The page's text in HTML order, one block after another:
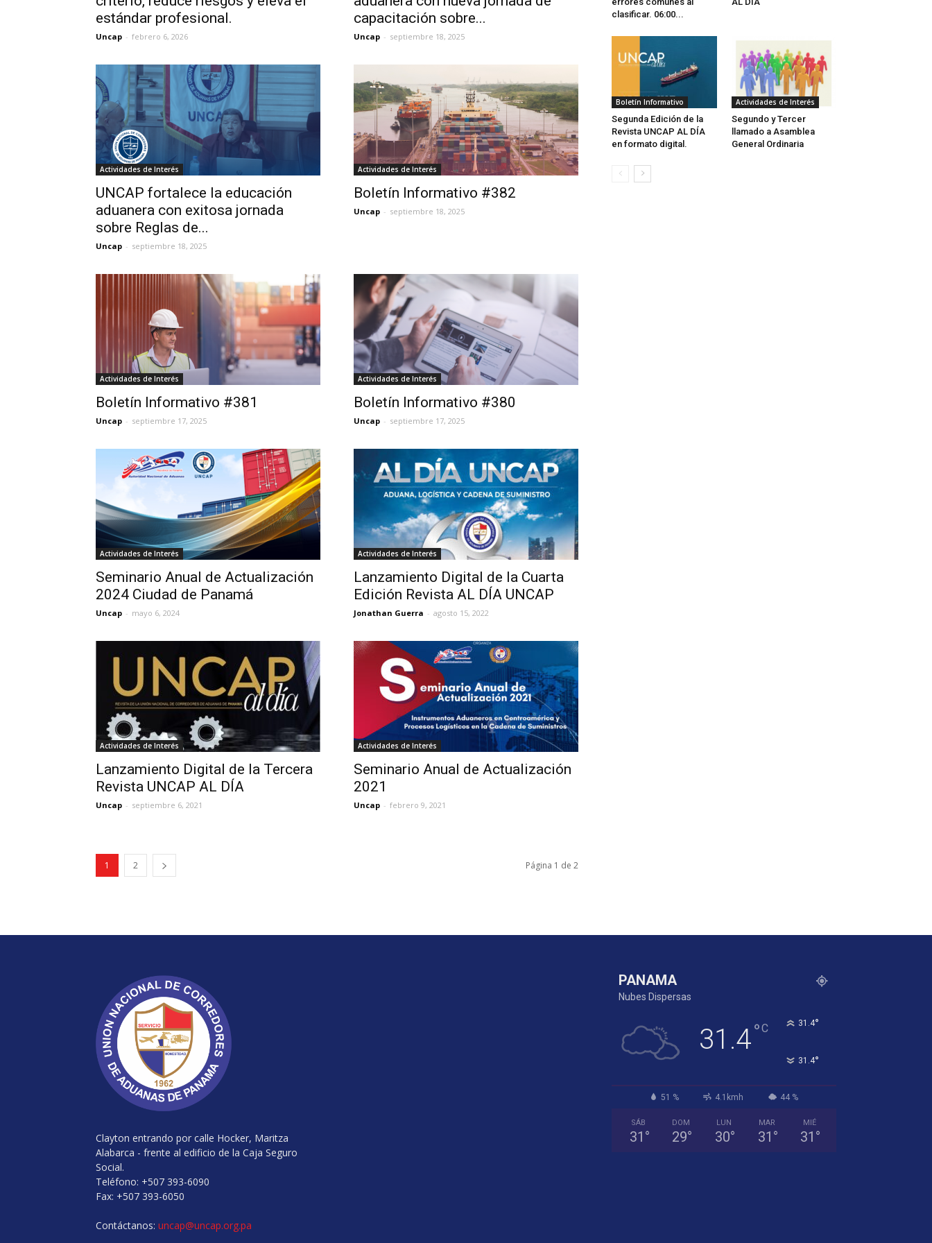
estándar profesional.
Uncap - febrero 6, 2026
capacitación sobre...
Uncap - septiembre 18, 2025
Actividades de Interés
UNCAP fortalece la educación
aduanera con exitosa jornada
sobre Reglas de...
Uncap - septiembre 18, 2025
Actividades de Interés
Boletín Informativo #382
Uncap - septiembre 18, 2025
Actividades de Interés
Boletín Informativo #381
Uncap - septiembre 17, 2025
Actividades de Interés
Boletín Informativo #380
Uncap - septiembre 17, 2025
Actividades de Interés
Seminario Anual de Actualización
2024 Ciudad de Panamá
Uncap - mayo 6, 2024
Actividades de Interés
Lanzamiento Digital de la Cuarta
Edición Revista AL DÍA UNCAP
Jonathan Guerra - agosto 15, 2022
Actividades de Interés
Lanzamiento Digital de la Tercera
Revista UNCAP AL DÍA
Uncap - septiembre 6, 2021
Actividades de Interés
Seminario Anual de Actualización
2021
Uncap - febrero 9, 2021
1 2 Página 1 de 2
clasificar. 06:00...
Boletín Informativo
Segunda Edición de la
Revista UNCAP AL DÍA
en formato digital.
Actividades de Interés
Segundo y Tercer
llamado a Asamblea
General Ordinaria
Clayton entrando por calle Hocker, Maritza
Alabarca - frente al edificio de la Caja Seguro
Social.
Teléfono: +507 393-6090
Fax: +507 393-6050
Contáctanos: uncap@uncap.org.pa
PANAMA
Nubes Dispersas
31.4°C 31.4°
31.4°
51 % 4.1kmh 44 %
SÁB
31 °
DOM
29°
LUN
30°
MAR
31 °
MIÉ
31 °